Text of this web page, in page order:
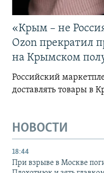
«Крым – не
Ozon прекратил
на Крымском
Российский
доставлять товары в
НОВОСТИ
18:44
При взрыве в Москве